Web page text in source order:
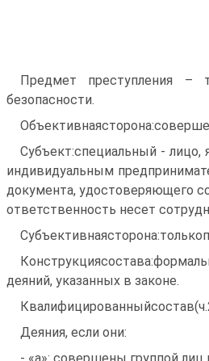
Предмет преступления –
безопасности.
Субъект:специальный - лицо,
индивидуальным
документа, удостоверяющего
ответственность несет
деяний, указанных в законе.
Деяния, если они: